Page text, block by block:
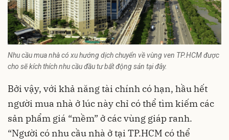
Nhu cầu mua nhà có xu hướng dịch chuyển về vùng ven TP.HCM được
cho sẽ kích thích nhu cầu đầu tư bất động sản tại đây.
Bởi vậy, với khả năng tài chính có hạn, hầu hết
người mua nhà ở lúc này chỉ có thể tìm kiếm các
sản phẩm giá “mềm” ở các vùng giáp ranh.
“Người có nhu cầu nhà ở tại TP.HCM có thể